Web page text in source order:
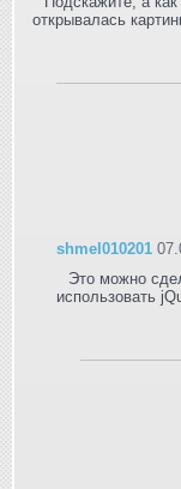
открывалась
shmel010201
Это можно
использовать